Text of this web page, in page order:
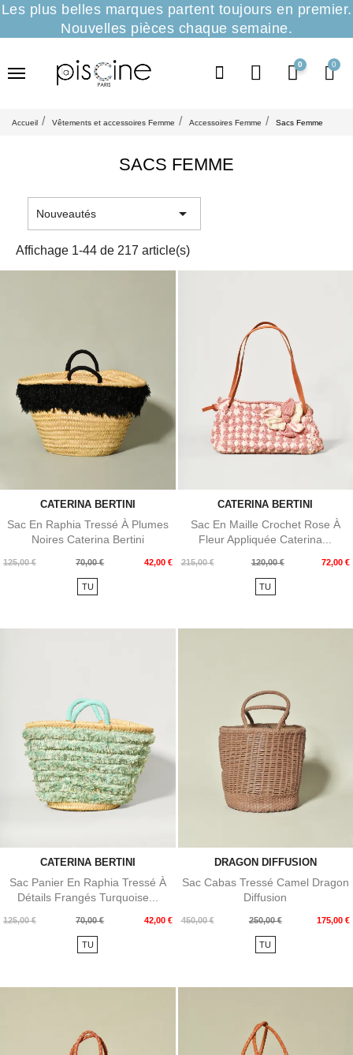
Les plus belles marques partent toujours en premier.
Nouvelles pièces chaque semaine.
0
Accueil Vêtements et accessoires Femme Accessoires Femme Sacs Femme
SACS FEMME
Nouveautés 
Affichage 1-44 de 217 article(s)
CATERINA BERTINI
Sac En Raphia Tressé À Plumes
Noires Caterina Bertini
125,00 €
Prix
70,00 € 42,00 €
Prix
TU
CATERINA BERTINI
Sac En Maille Crochet Rose À
Fleur Appliquée Caterina...
215,00 €
Prix
120,00 € 72,00 €
Prix
TU
CATERINA BERTINI
Sac Panier En Raphia Tressé À
Détails Frangés Turquoise...
125,00 €
Prix
70,00 € 42,00 €
Prix
TU
DRAGON DIFFUSION
Sac Cabas Tressé Camel Dragon
Diffusion
450,00 €
Prix
250,00 € 175,00 €
Prix
TU